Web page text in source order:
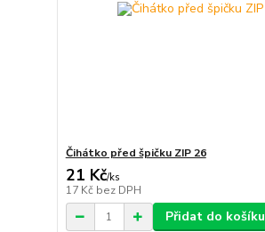
Čihátko před špičku ZIP 26
21 Kč/ks
17 Kč bez DPH
Přidat do košíku